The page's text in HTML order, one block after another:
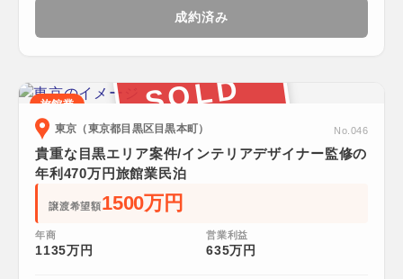
成約済み
SOLD
旅館業
東京（東京都目黒区目黒本町）
No.046
貴重な目黒エリア案件/インテリアデザイナー監修の
年利470万円旅館業民泊
譲渡希望額1500万円
年商
1135万円
営業利益
635万円